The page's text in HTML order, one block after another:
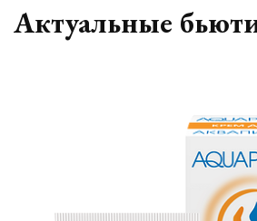
Актуальные